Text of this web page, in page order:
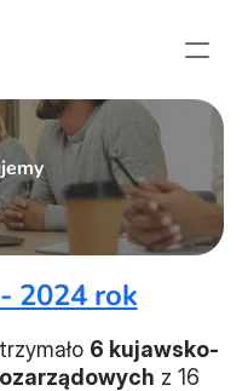
2024 rok
6 kujawsko-
z 16